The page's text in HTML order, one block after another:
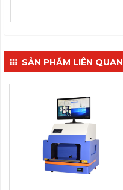
SẢN PHẨM LIÊN QUAN